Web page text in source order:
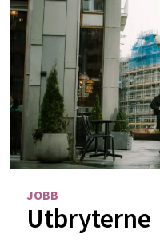
JOBB
Utbryterne